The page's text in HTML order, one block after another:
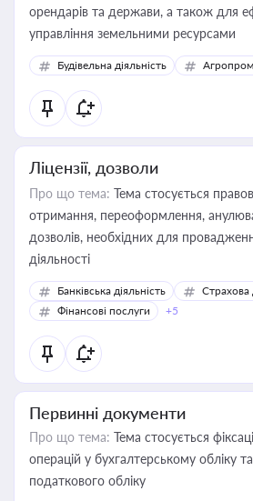
орендарів та держави, а також для
управління земельними ресурсами
Будівельна діяльність
Ліцензії, дозволи
Про що тема: Тема стосується
отримання, переоформлення,
дозволів, необхідних для
діяльності
Банківська діяльність
Страхова
Фінансові послуги
+5
Первинні документи
Про що тема: Тема стосується
операцій у бухгалтерському обліку
податкового обліку